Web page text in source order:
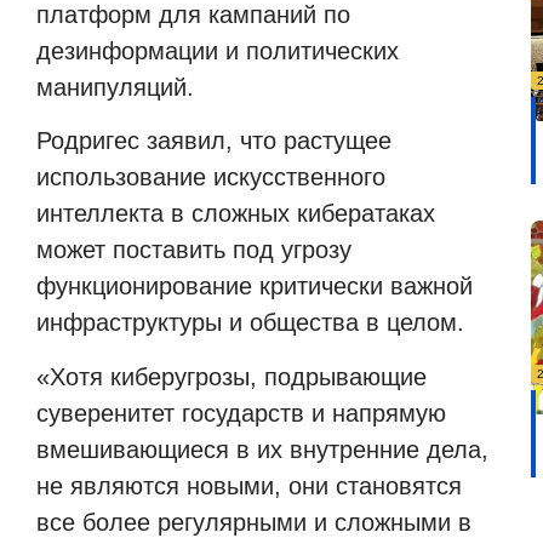
платформ для кампаний по
дезинформации и политических
манипуляций.
Родригес заявил, что растущее
использование искусственного
интеллекта в сложных кибератаках
может поставить под угрозу
функционирование критически важной
инфраструктуры и общества в целом.
«Хотя киберугрозы, подрывающие
суверенитет государств и напрямую
вмешивающиеся в их внутренние дела,
не являются новыми, они становятся
все более регулярными и сложными в